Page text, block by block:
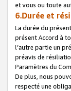
et vous ou toute
6.Durée et
La durée du
présent Accord à
l’autre partie un
préavis de
Paramètres du
De plus, nous
respecté une